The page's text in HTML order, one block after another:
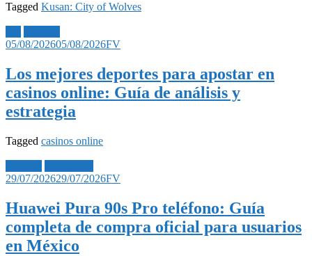
Tagged Kusan: City of Wolves
05/08/202605/08/2026FV
Los mejores deportes para apostar en
casinos online: Guía de análisis y
estrategia
Tagged casinos online
29/07/202629/07/2026FV
Huawei Pura 90s Pro teléfono: Guía
completa de compra oficial para usuarios
en México